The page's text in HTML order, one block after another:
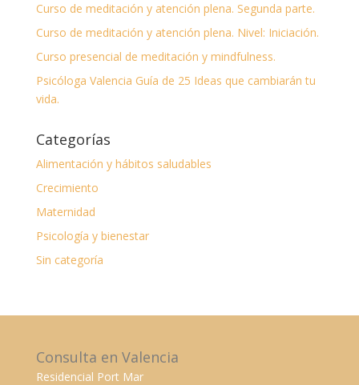
Curso de meditación y atención plena. Segunda parte.
Curso de meditación y atención plena. Nivel: Iniciación.
Curso presencial de meditación y mindfulness.
Psicóloga Valencia Guía de 25 Ideas que cambiarán tu
vida.
Categorías
Alimentación y hábitos saludables
Crecimiento
Maternidad
Psicología y bienestar
Sin categoría
Consulta en Valencia
Residencial Port Mar